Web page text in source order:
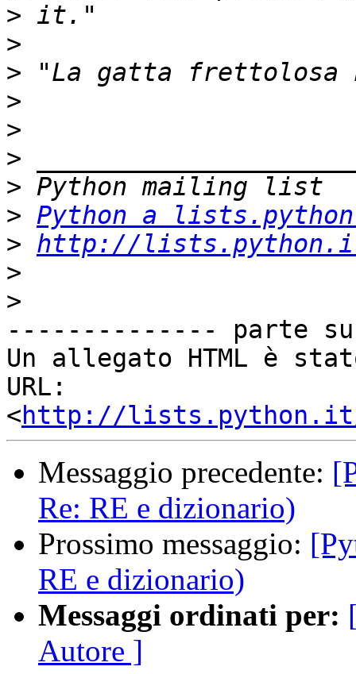
>
>
>
>
>
>
>
> Python a
> http://
>
>
-------------- parte
Un allegato HTML è
URL:
<http://lists.python.it/
Messaggio precedente:
Re: RE e dizionario)
Prossimo messaggio:
RE e dizionario)
Messaggi ordinati per:
Autore ]